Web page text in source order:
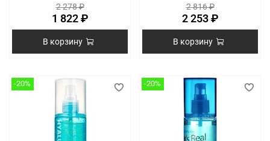
2 278 ₽
1 822 ₽
В корзину
2 816 ₽
2 253 ₽
В корзину
-20% -20%